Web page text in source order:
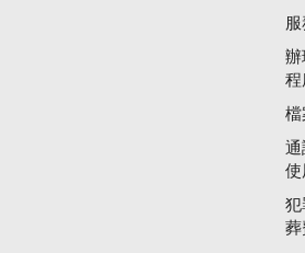
辦
程
檔
通
使
犯
葬